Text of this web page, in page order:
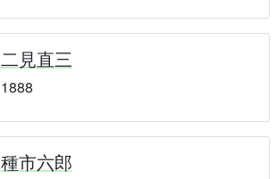
二見直三
1888
種市六郎